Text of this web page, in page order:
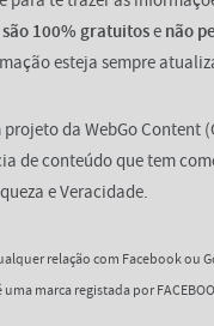
100% gratuitose não
esteja sempre
projeto da WebGo Content
de conteúdo que tem
e Veracidade.
relação com Facebook ou
uma marca registada por